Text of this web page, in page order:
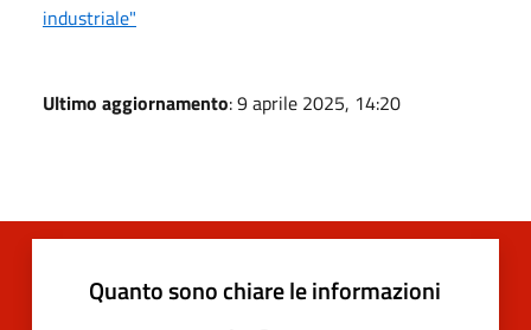
industriale"
Ultimo aggiornamento: 9 aprile 2025, 14:20
Quanto sono chiare le informazioni